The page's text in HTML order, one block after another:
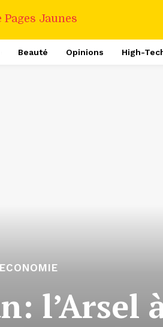
Beauté Opinions High-
ECONOMIE
l’Arsel